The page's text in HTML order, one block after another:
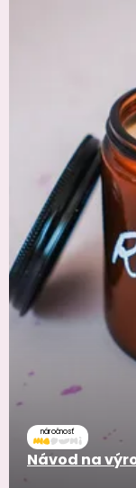
náročnosť
Návod na